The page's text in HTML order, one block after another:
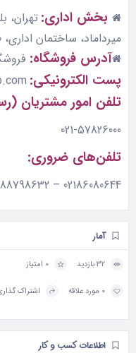
بخش اداری:تهران،
ميرداماد، ساختمان اداری، ط 4، واحد
آدرس فروشگاه:
پست الکترونیکی:
تلفن امور مشتریان
021-57826000
تلفن‌های ضروری:
02186080644 – 02188798632 – 02186085683
آمار
32 بازدید 0 امتیاز
0 مورد علاقه اشتراک
اطلاعات کسب و کار